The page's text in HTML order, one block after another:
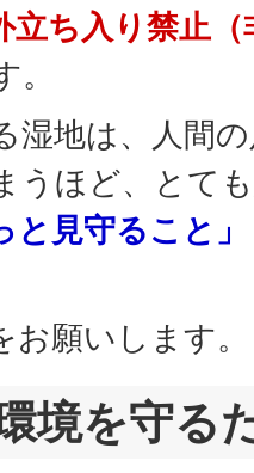
立ち入り禁止（
湿地は、人間
うほど、とて
と見守ること
願いします。
境を守る